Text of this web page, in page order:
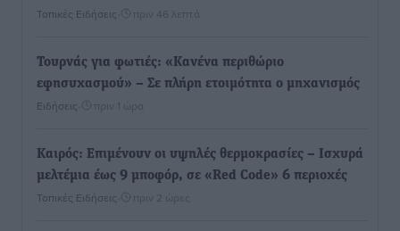
Τοπικές Ειδήσεις πριν 46 λεπτά
Τουρνάς για φωτιές: «Κανένα περιθώριο
εφησυχασμού» – Σε πλήρη ετοιμότητα ο μηχανισμός
Ειδήσεις πριν 1 ώρα
Καιρός: Επιμένουν οι υψηλές θερμοκρασίες – Ισχυρά
μελτέμια έως 9 μποφόρ, σε «Red Code» 6 περιοχές
Τοπικές Ειδήσεις πριν 2 ώρες